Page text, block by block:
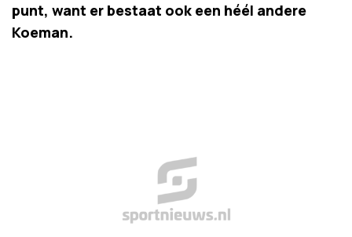
punt, want er bestaat ook een héél andere
Koeman.